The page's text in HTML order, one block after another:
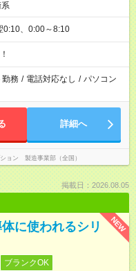
0:10、0:00～8:10
勤務 / 電話対応なし / パソコン
詳細へ
ョン 製造事業部（全国）
掲載日：2026.08.05
NEW
に使われるシリ
ブランクOK